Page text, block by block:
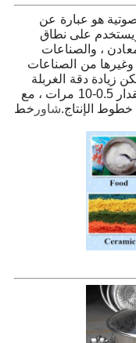
هو عبارة عن
على نطاق
، والصناعات
، وغيرها من الصناعات
زيادة دقة الغربلة
بنسبة 10٪ -70٪ ، ويمكن زيادة العائد بمقدار 0.5-10 مرات ، مع
الإنتاج.شاور خط